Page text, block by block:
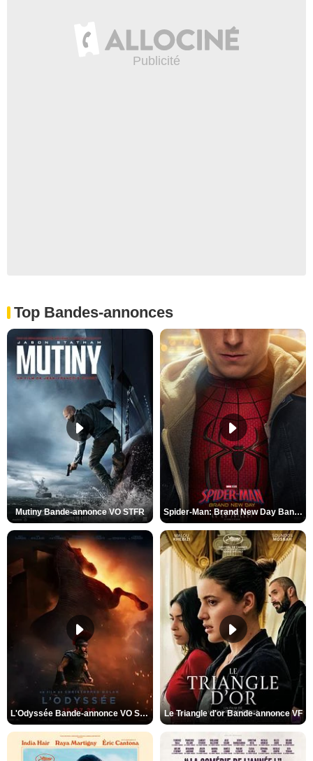
Top Bandes-annonces
Mutiny Bande-annonce VO STFR Spider-Man: Brand New Day Bande-annonce VO STFR
L'Odyssée Bande-annonce VO STFR Le Triangle d'or Bande-annonce VF